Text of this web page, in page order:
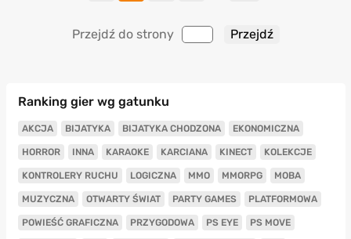
Przejdź do strony
Ranking gier wg gatunku
AKCJA BIJATYKA BIJATYKA CHODZONA EKONOMICZNA
HORROR INNA KARAOKE KARCIANA KINECT KOLEKCJE
KONTROLERY RUCHU LOGICZNA MMO MMORPG MOBA
MUZYCZNA OTWARTY ŚWIAT PARTY GAMES PLATFORMOWA
POWIEŚĆ GRAFICZNA PRZYGODOWA PS EYE PS MOVE